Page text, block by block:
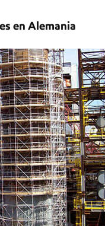
en Alemania